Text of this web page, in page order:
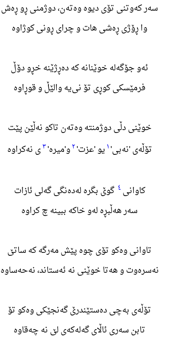
سەر کەوتنی تۆی دیوە وەتەن، دوژمنی ڕو ڕەش
وا ڕۆژی ڕەشی هات و چرای ڕونی کوژاوە
ئەو جۆگەلە خوێنانە کە دەڕژێنە خڕو دۆڵ
فرمێسکی کوڕی تۆ نی‌یە والێڵ و قوڕاوە
خوێنی دڵی دوژمنتە وەتەن تاکو نەڵێن پێت
تۆڵەی 'نەبی'١یو 'عزت'٢و'میرە'٣ی نەکراوە
کاوانی٤ گوێ بگرە لەدەنگی گەلی ئازات
سەر هەڵبڕە لەو خاکە ببینە چ کراوە
تاوانی وەکو تۆی چوە پێش مەرگە کە ساتێ
نەسرەوت و هەتا خوێنی نە ئەستاند، نەحەساوە
تۆڵەی بەچی دەستێندرێ گەنجێکی وەکو تۆ
تابن سەری ئاڵای گەلەکەی لێ نە چەقاوە